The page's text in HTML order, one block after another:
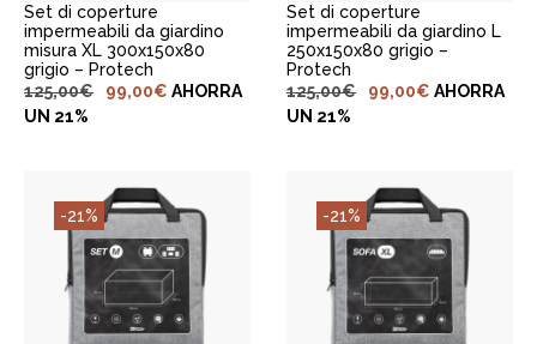
Set di coperture
impermeabili da giardino
misura XL 300x150x80
grigio – Protech
125,00€ 99,00€ AHORRA
UN 21%
Set di coperture
impermeabili da giardino L
250x150x80 grigio –
Protech
125,00€ 99,00€ AHORRA
UN 21%
-21%
AGGIUNGI AL
CARRELLO
-21%
AGGIUNGI AL
CARRELLO